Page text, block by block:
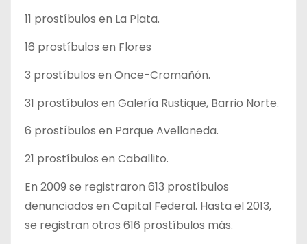
11 prostíbulos en La Plata.
16 prostíbulos en Flores
3 prostíbulos en Once-Cromañón.
31 prostíbulos en Galería Rustique, Barrio Norte.
6 prostíbulos en Parque Avellaneda.
21 prostíbulos en Caballito.
En 2009 se registraron 613 prostíbulos
denunciados en Capital Federal. Hasta el 2013,
se registran otros 616 prostíbulos más.